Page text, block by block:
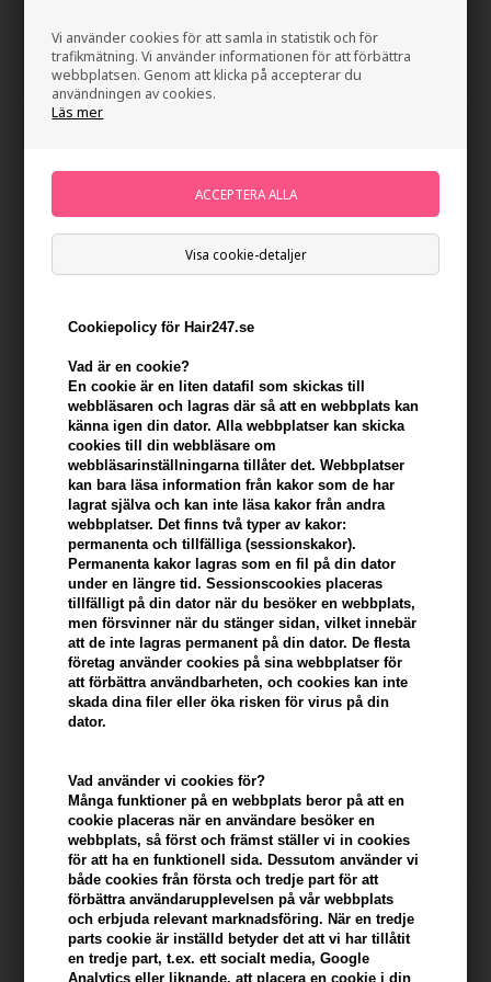
Vi använder cookies för att samla in statistik och för
trafikmätning. Vi använder informationen för att förbättra
webbplatsen. Genom att klicka på accepterar du
användningen av cookies.
Läs mer
Visa cookie-detaljer
Cookiepolicy för Hair247.se
Vad är en cookie?
En cookie är en liten datafil som skickas till
webbläsaren och lagras där så att en webbplats kan
känna igen din dator. Alla webbplatser kan skicka
cookies till din webbläsare om
webbläsarinställningarna tillåter det. Webbplatser
kan bara läsa information från kakor som de har
lagrat själva och kan inte läsa kakor från andra
webbplatser. Det finns två typer av kakor:
permanenta och tillfälliga (sessionskakor).
Permanenta kakor lagras som en fil på din dator
under en längre tid. Sessionscookies placeras
tillfälligt på din dator när du besöker en webbplats,
men försvinner när du stänger sidan, vilket innebär
att de inte lagras permanent på din dator. De flesta
företag använder cookies på sina webbplatser för
att förbättra användbarheten, och cookies kan inte
skada dina filer eller öka risken för virus på din
dator.
Vad använder vi cookies för?
Många funktioner på en webbplats beror på att en
cookie placeras när en användare besöker en
webbplats, så först och främst ställer vi in ​​cookies
för att ha en funktionell sida. Dessutom använder vi
både cookies från första och tredje part för att
förbättra användarupplevelsen på vår webbplats
och erbjuda relevant marknadsföring. När en tredje
parts cookie är inställd betyder det att vi har tillåtit
en tredje part, t.ex. ett socialt media, Google
Analytics eller liknande. att placera en cookie i din
Affinage Mode Funky Styler
417,00 SEK 142,00 SEK
171,00 SEK
127,00 SEK